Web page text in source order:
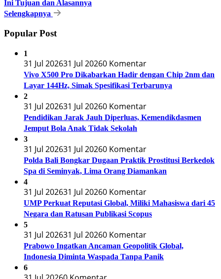
Ini Tujuan dan Alasannya
Selengkapnya
Popular Post
1
31 Jul 202631 Jul 20260 Komentar
Vivo X500 Pro Dikabarkan Hadir dengan Chip 2nm dan
Layar 144Hz, Simak Spesifikasi Terbarunya
2
31 Jul 202631 Jul 20260 Komentar
Pendidikan Jarak Jauh Diperluas, Kemendikdasmen
Jemput Bola Anak Tidak Sekolah
3
31 Jul 202631 Jul 20260 Komentar
Polda Bali Bongkar Dugaan Praktik Prostitusi Berkedok
Spa di Seminyak, Lima Orang Diamankan
4
31 Jul 202631 Jul 20260 Komentar
UMP Perkuat Reputasi Global, Miliki Mahasiswa dari 45
Negara dan Ratusan Publikasi Scopus
5
31 Jul 202631 Jul 20260 Komentar
Prabowo Ingatkan Ancaman Geopolitik Global,
Indonesia Diminta Waspada Tanpa Panik
6